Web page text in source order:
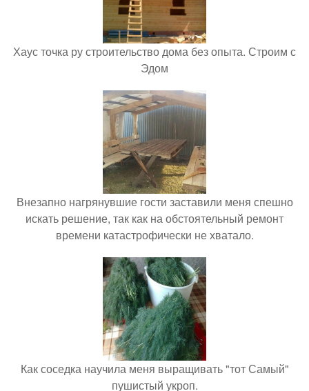
Хаус точка ру строительство дома без опыта. Строим с
Эдом
Внезапно нагрянувшие гости заставили меня спешно
искать решение, так как на обстоятельный ремонт
времени катастрофически не хватало.
Как соседка научила меня выращивать "тот Самый"
пушистый укроп.